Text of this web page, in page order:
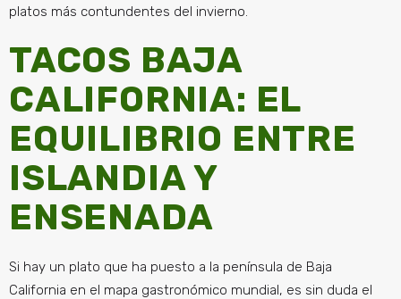
platos más contundentes del invierno.
TACOS BAJA
CALIFORNIA: EL
EQUILIBRIO ENTRE
ISLANDIA Y
ENSENADA
Si hay un plato que ha puesto a la península de Baja
California en el mapa gastronómico mundial, es sin duda el